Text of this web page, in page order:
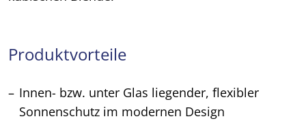
Produktvorteile
Innen- bzw. unter Glas liegender, flexibler
Sonnenschutz im modernen Design